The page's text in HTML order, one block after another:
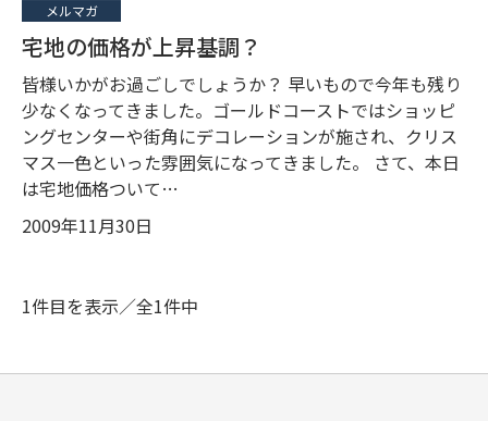
メルマガ
宅地の価格が上昇基調？
皆様いかがお過ごしでしょうか？ 早いもので今年も残り
少なくなってきました。ゴールドコーストではショッピ
ングセンターや街角にデコレーションが施され、クリス
マス一色といった雰囲気になってきました。 さて、本日
は宅地価格ついて…
2009年11月30日
1件目を表示／全1件中